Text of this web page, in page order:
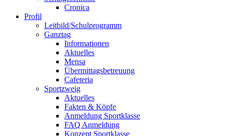
Cronica
Profil
Leitbild/Schulprogramm
Ganztag
Informationen
Aktuelles
Mensa
Übermittagsbetreuung
Cafeteria
Sportzweig
Aktuelles
Fakten & Köpfe
Anmeldung Sportklasse
FAQ Anmeldung
Konzept Sportklasse